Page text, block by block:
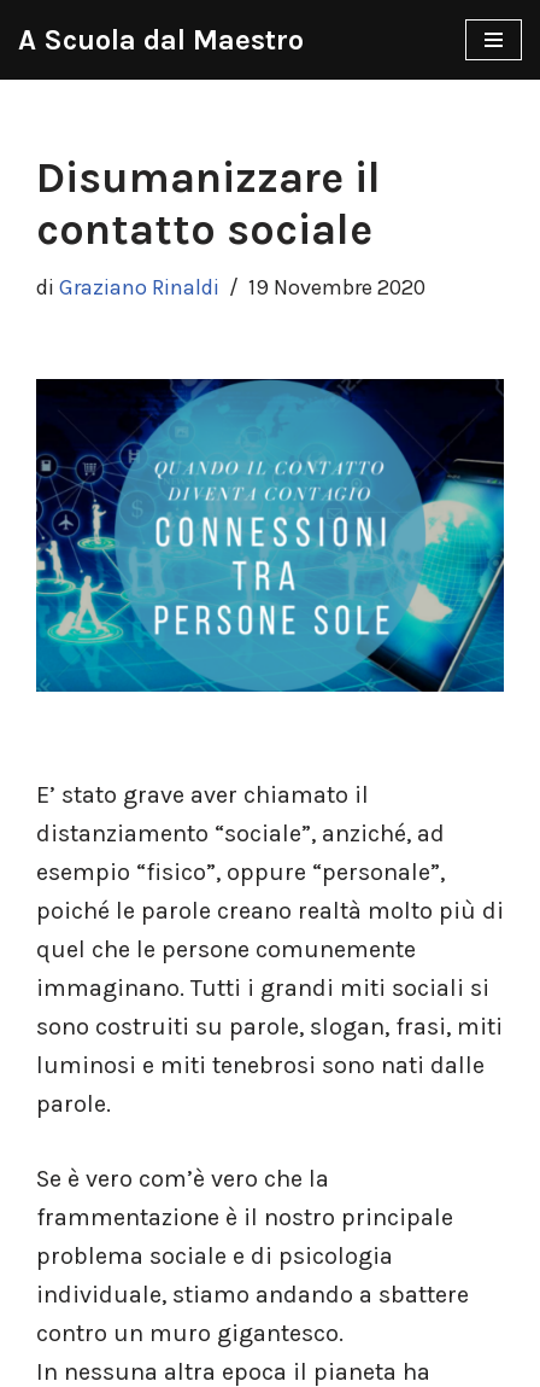
A Scuola dal Maestro
Disumanizzare il
contatto sociale
di Graziano Rinaldi 19 Novembre 2020
E’ stato grave aver chiamato il
distanziamento “sociale”, anziché, ad
esempio “fisico”, oppure “personale”,
poiché le parole creano realtà molto più di
quel che le persone comunemente
immaginano. Tutti i grandi miti sociali si
sono costruiti su parole, slogan, frasi, miti
luminosi e miti tenebrosi sono nati dalle
parole.
Se è vero com’è vero che la
frammentazione è il nostro principale
problema sociale e di psicologia
individuale, stiamo andando a sbattere
contro un muro gigantesco.
In nessuna altra epoca il pianeta ha